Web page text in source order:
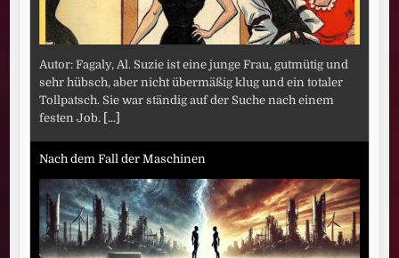
Autor: Fagaly, Al. Suzie ist eine junge Frau, gutmütig und
sehr hübsch, aber nicht übermäßig klug und ein totaler
Tollpatsch. Sie war ständig auf der Suche nach einem
festen Job. [...]
Nach dem Fall der Maschinen